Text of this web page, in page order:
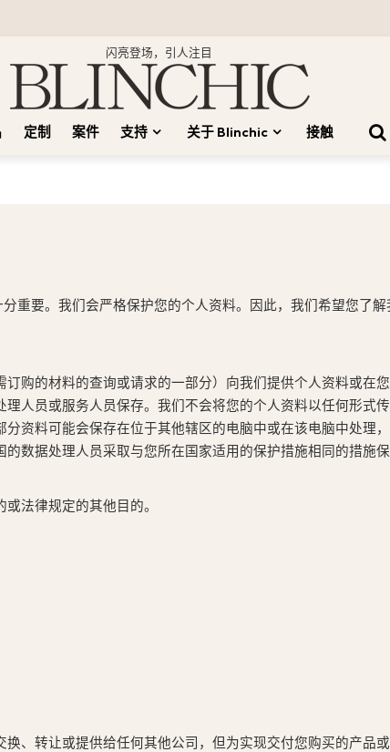
闪亮登场，引人注目
定制 案件 支持 关于 Blinchic 接触
重要。我们会严格保护您的个人资料。因此，我们希望您了
购的材料的查询或请求的一部分）向我们提供个人资料或在
人员或服务人员保存。我们不会将您的个人资料以任何形式
资料可能会保存在位于其他辖区的电脑中或在该电脑中处理
数据处理人员采取与您所在国家适用的保护措施相同的措施保
法律规定的其他目的。
、转让或提供给任何其他公司，但为实现交付您购买的产品